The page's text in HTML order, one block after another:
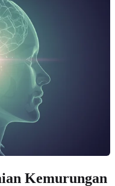
Kemurungan